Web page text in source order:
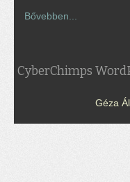
Bővebben...
CyberChimps
Géza